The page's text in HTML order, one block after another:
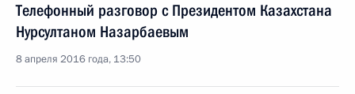
Телефонный разговор с Президентом Казахстана
Нурсултаном Назарбаевым
8 апреля 2016 года, 13:50